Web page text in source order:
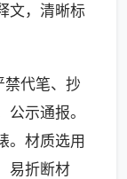
文，清晰标
代笔、抄
示通报。
。材质选用
易折断材